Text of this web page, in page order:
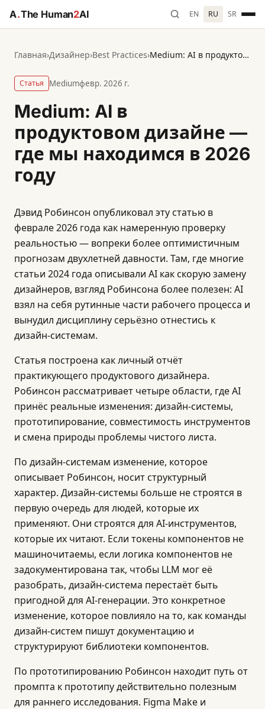
A.The Human2AI EN RU SR
Главная›Дизайнер›Best Practices› Medium: AI в продуктовом дизайне — где мы находимся в 2026 году
Статья Mediumфевр. 2026 г.
Medium: AI в
продуктовом дизайне —
где мы находимся в 2026
году
Дэвид Робинсон опубликовал эту статью в
феврале 2026 года как намеренную проверку
реальностью — вопреки более оптимистичным
прогнозам двухлетней давности. Там, где многие
статьи 2024 года описывали AI как скорую замену
дизайнеров, взгляд Робинсона более полезен: AI
взял на себя рутинные части рабочего процесса и
вынудил дисциплину серьёзно отнестись к
дизайн-системам.
Статья построена как личный отчёт
практикующего продуктового дизайнера.
Робинсон рассматривает четыре области, где AI
принёс реальные изменения: дизайн-системы,
прототипирование, совместимость инструментов
и смена природы проблемы чистого листа.
По дизайн-системам изменение, которое
описывает Робинсон, носит структурный
характер. Дизайн-системы больше не строятся в
первую очередь для людей, которые их
применяют. Они строятся для AI-инструментов,
которые их читают. Если токены компонентов не
машиночитаемы, если логика компонентов не
задокументирована так, чтобы LLM мог её
разобрать, дизайн-система перестаёт быть
пригодной для AI-генерации. Это конкретное
изменение, которое повлияло на то, как команды
дизайн-систем пишут документацию и
структурируют библиотеки компонентов.
По прототипированию Робинсон находит путь от
промпта к прототипу действительно полезным
для раннего исследования. Figma Make и